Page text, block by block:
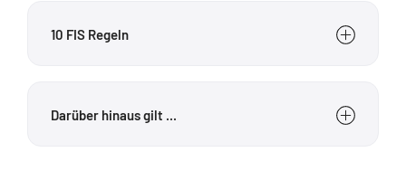
10 FIS Regeln
Jeder Skifahrer und Snowboarder muss sich so
Darüber hinaus gilt ...